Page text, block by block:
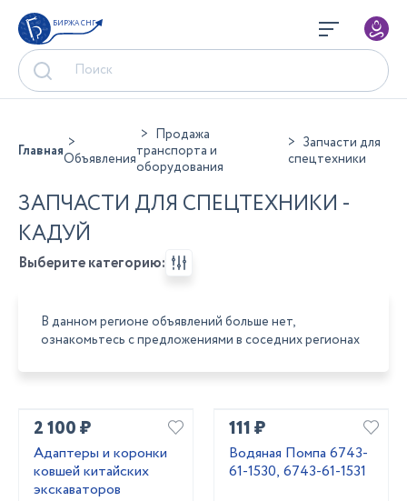
БИРЖА СНГ
ГлавнаяОбъявления
Продажа
транспорта и
оборудования
Запчасти для
спецтехники
ЗАПЧАСТИ ДЛЯ СПЕЦТЕХНИКИ -
КАДУЙ
Выберите категорию:
В данном регионе объявлений больше нет,
ознакомьтесь с предложениями в соседних регионах
2 100 ₽
Адаптеры и коронки
ковшей китайских
экскаваторов
111 ₽
Водяная Помпа 6743-
61-1530, 6743-61-1531